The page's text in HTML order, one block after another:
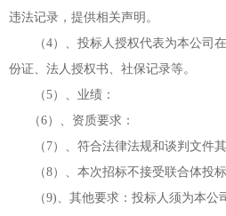
违法记录，提供相关声明。
（4）、投标人授权代表为本公司
份证、法人授权书、社保记录等。
（5）、业绩：
（6）、 资质要求 ：
（ 7）、符合法律法规和谈判文件其
（8）、本次招标不接受联合体投标
（9)、其他要求：投标人须为本公